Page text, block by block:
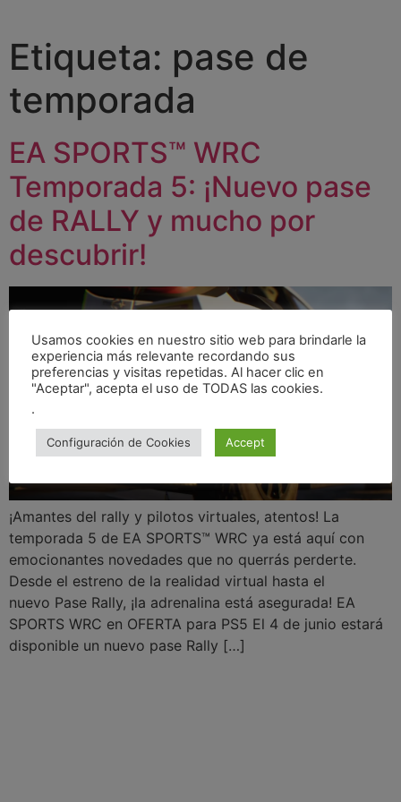
Etiqueta: pase de
temporada
EA SPORTS™ WRC
Temporada 5: ¡Nuevo pase
de RALLY y mucho por
descubrir!
¡Amantes del rally y pilotos virtuales, atentos! La
temporada 5 de EA SPORTS™ WRC ya está aquí con
emocionantes novedades que no querrás perderte.
Desde el estreno de la realidad virtual hasta el
nuevo Pase Rally, ¡la adrenalina está asegurada! EA
SPORTS WRC en OFERTA para PS5 El 4 de junio estará
disponible un nuevo pase Rally […]
Usamos cookies en nuestro sitio web para brindarle la
experiencia más relevante recordando sus
preferencias y visitas repetidas. Al hacer clic en
"Aceptar", acepta el uso de TODAS las cookies.
.
Configuración de Cookies Accept